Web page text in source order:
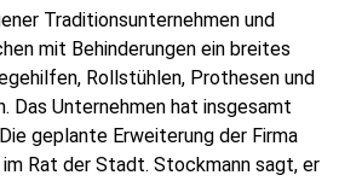
Traditionsunternehmen und
mit Behinderungen ein breites
Rollstühlen, Prothesen und
Das Unternehmen hat insgesamt
geplante Erweiterung der Firma
Rat der Stadt. Stockmann sagt, er